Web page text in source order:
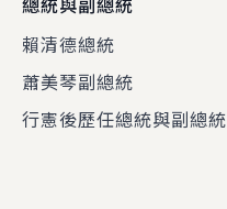
賴清德總統
蕭美琴副總統
行憲後歷任總統與副總統